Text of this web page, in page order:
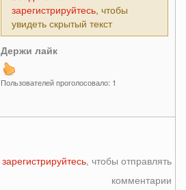
зарегистрируйтесь, чтобы
увидеть скрытый текст
Держи лайк
Пользователей проголосовало: 1
зарегистрируйтесь, чтобы отправлять
комментарии